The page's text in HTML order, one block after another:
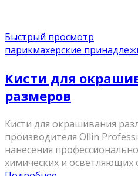
Быстрый просмотр
парикмахерские
Кисти для
размеров
Кисти для окрашивания
производителя Ollin
нанесения
химических и осветляющих